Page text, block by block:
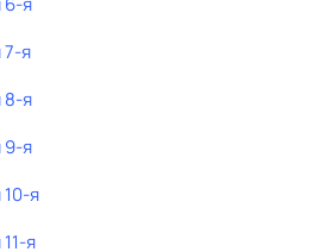
7-я
8-я
9-я
я
я